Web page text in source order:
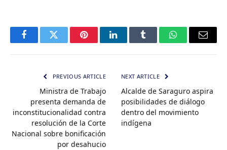
FacebookTwitter PinterestLinkedInTumblr WhatsAppEmail
PREVIOUS ARTICLE
Ministra de Trabajo
presenta demanda de
inconstitucionalidad contra
resolución de la Corte
Nacional sobre bonificación
por desahucio
NEXT ARTICLE
Alcalde de Saraguro aspira
posibilidades de diálogo
dentro del movimiento
indígena